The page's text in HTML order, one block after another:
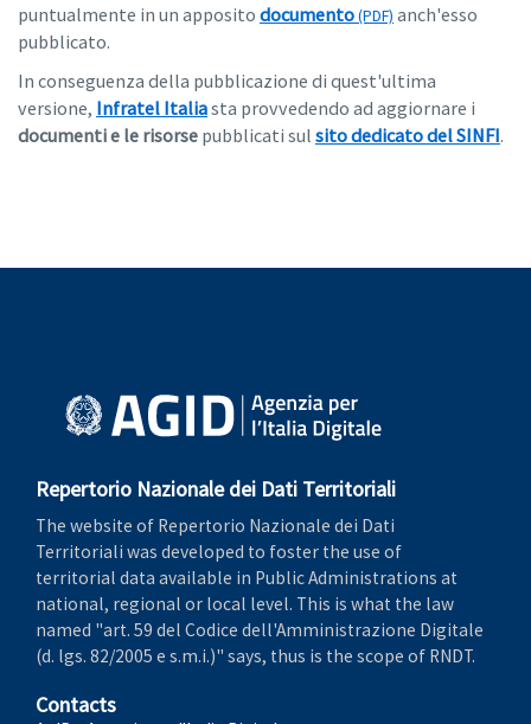
puntualmente in un apposito documento
anch'esso
pubblicato.
In conseguenza della pubblicazione di quest'ultima
versione, Infratel Italiasta provvedendo ad aggiornare i
documenti e le risorse pubblicati sul sito dedicato del SINFI.
Repertorio Nazionale dei Dati Territoriali
The website of Repertorio Nazionale dei Dati
Territoriali was developed to foster the use of
territorial data available in Public Administrations at
national, regional or local level. This is what the law
named "art. 59 del Codice dell'Amministrazione Digitale
(d. lgs. 82/2005 e s.m.i.)" says, thus is the scope of RNDT.
Contacts